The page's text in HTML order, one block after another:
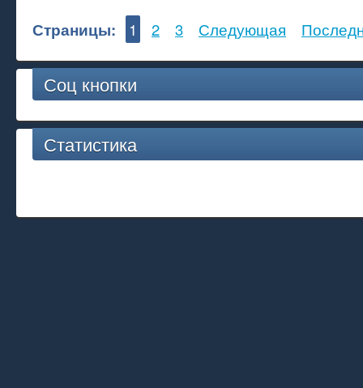
Страницы: 1 2 3 Следующая
Соц кнопки
Статистика